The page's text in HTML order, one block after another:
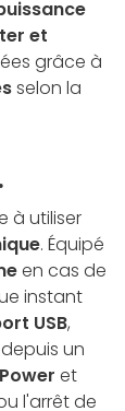
et
grâce à
selon la
à utiliser
. Équipé
en cas de
instant
USB,
un
et
l'arrêt de